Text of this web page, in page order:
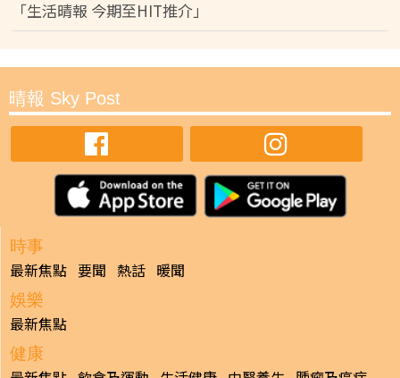
「生活晴報 今期至HIT推介」
晴報 Sky Post
時事
最新焦點 要聞 熱話 暖聞
娛樂
最新焦點
健康